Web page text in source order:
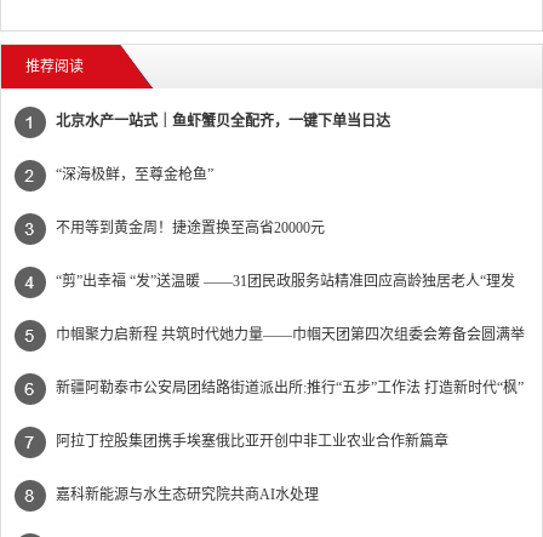
推荐阅读
北京水产一站式｜鱼虾蟹贝全配齐，一键下单当日达
“深海极鲜，至尊金枪鱼”
不用等到黄金周！捷途置换至高省20000元
“剪”出幸福 “发”送温暖 ——31团民政服务站精准回应高龄独居老人“理发
难”
巾帼聚力启新程 共筑时代她力量——巾帼天团第四次组委会筹备会圆满举
办
新疆阿勒泰市公安局团结路街道派出所:推行“五步”工作法 打造新时代“枫”
景线
阿拉丁控股集团携手埃塞俄比亚开创中非工业农业合作新篇章
嘉科新能源与水生态研究院共商AI水处理